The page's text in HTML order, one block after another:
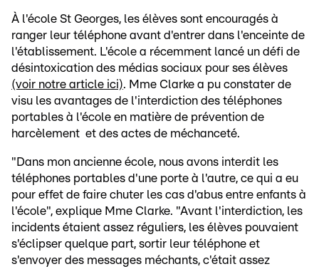
À l'école St Georges, les élèves sont encouragés à
ranger leur téléphone avant d'entrer dans l'enceinte de
l'établissement. L'école a récemment lancé un défi de
désintoxication des médias sociaux pour ses élèves
(voir notre article ici). Mme Clarke a pu constater de
visu les avantages de l'interdiction des téléphones
portables à l'école en matière de prévention de
harcèlement et des actes de méchanceté.
"Dans mon ancienne école, nous avons interdit les
téléphones portables d'une porte à l'autre, ce qui a eu
pour effet de faire chuter les cas d'abus entre enfants à
l'école", explique Mme Clarke. "Avant l'interdiction, les
incidents étaient assez réguliers, les élèves pouvaient
s'éclipser quelque part, sortir leur téléphone et
s'envoyer des messages méchants, c'était assez